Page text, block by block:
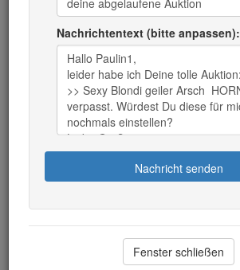
Nachrichtentext (bitte anpassen):
Nachricht senden
Fenster schließen